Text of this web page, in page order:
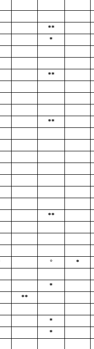
**
*
**
**
**
° *
*
**
*
*